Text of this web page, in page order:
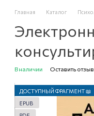
Главная Каталог
В наличии Оставить отзыв
ДОСТУПНЫЙ ФРАГМЕНТ 📖
EPUB